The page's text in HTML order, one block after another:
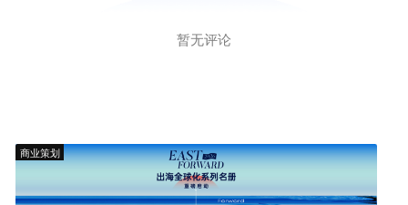
暂无评论
商业策划